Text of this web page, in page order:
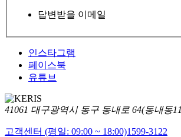
답변받을 이메일
인스타그램
페이스북
유튜브
41061 대구광역시 동구 동내로 64(동내동
고객센터 (평일: 09:00 ~ 18:00)1599-3122